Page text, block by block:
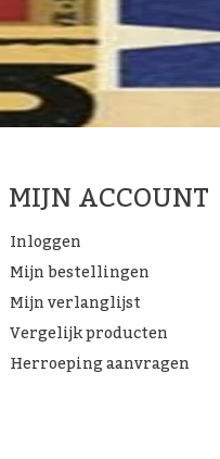
MIJN ACCOUNT
Inloggen
Mijn bestellingen
Mijn verlanglijst
Vergelijk producten
Herroeping aanvragen